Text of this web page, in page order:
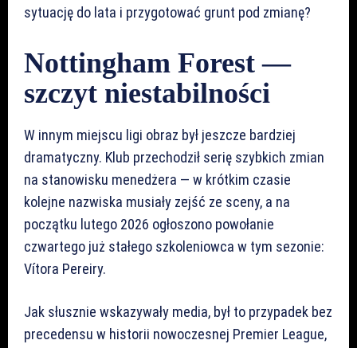
sytuację do lata i przygotować grunt pod zmianę?
Nottingham Forest —
szczyt niestabilności
W innym miejscu ligi obraz był jeszcze bardziej
dramatyczny. Klub przechodził serię szybkich zmian
na stanowisku menedżera — w krótkim czasie
kolejne nazwiska musiały zejść ze sceny, a na
początku lutego 2026 ogłoszono powołanie
czwartego już stałego szkoleniowca w tym sezonie:
Vítora Pereiry.
Jak słusznie wskazywały media, był to przypadek bez
precedensu w historii nowoczesnej Premier League,